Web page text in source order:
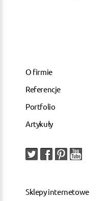
O firmie
Referencje
Portfolio
Artykuły
Sklepy internetowe